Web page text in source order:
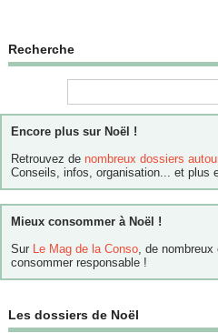
Recherche
Encore plus sur Noël !
Retrouvez de nombreux dossiers
Conseils, infos, organisation... et plus
Mieux consommer à Noël !
Sur
Le Mag de la Conso , de
consommer responsable !
Les dossiers de Noël